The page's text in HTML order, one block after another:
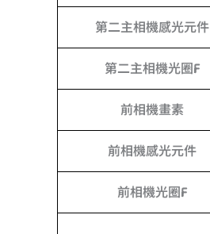
第二主相機感光元件
第二主相機光圈F
前相機畫素
前相機感光元件
前相機光圈F